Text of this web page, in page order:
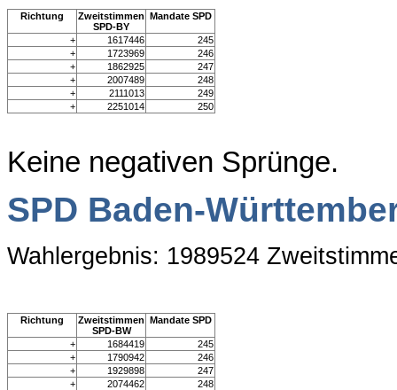
Richtung
Zweitstimmen
SPD-BY
Mandate SPD
+ 1617446
245
+
1723969
246
+
1862925
247
+
2007489
248
+
2111013
249
+
2251014 250
Keine negativen Sprünge.
SPD Baden-
Wahlergebnis: 1989524
Richtung
Zweitstimmen
SPD-BW
Mandate SPD
+ 1684419
245
+
1790942
246
+
1929898
247
+
2074462
248